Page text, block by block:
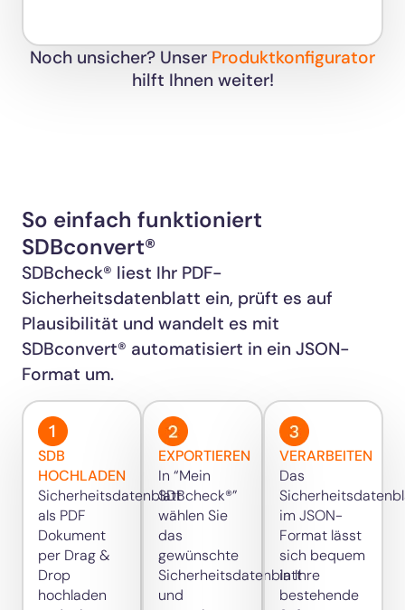
Noch unsicher? Unser Produktkonfigurator
hilft Ihnen weiter!
So einfach funktioniert
SDBconvert®
SDBcheck® liest Ihr PDF-
Sicherheitsdatenblatt ein, prüft es auf
Plausibilität und wandelt es mit
SDBconvert® automatisiert in ein JSON-
Format um.
SDB
HOCHLADEN
Sicherheitsdatenblatt
als PDF
Dokument
per Drag &
Drop
hochladen
EXPORTIEREN
In “Mein
SDBcheck®”
wählen Sie
das
gewünschte
Sicherheitsdatenblatt
und
VERARBEITEN
Das
im JSON-
Format lässt
sich bequem
in Ihre
bestehende